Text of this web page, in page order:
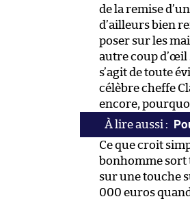
de la remise
d’ailleurs bien
poser sur les
autre coup d’œil
s’agit de toute
célèbre cheffe
encore,
Ce que croit
bonhomme sort
sur une touche
000 euros